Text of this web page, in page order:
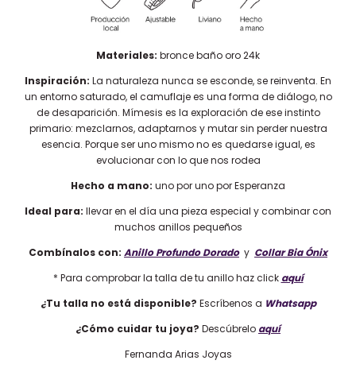
Materiales: bronce baño oro 24k
Inspiración: La naturaleza nunca se esconde, se reinventa. En
un entorno saturado, el camuflaje es una forma de diálogo, no
de desaparición. Mímesis es la exploración de ese instinto
primario: mezclarnos, adaptarnos y mutar sin perder nuestra
esencia. Porque ser uno mismo no es quedarse igual, es
evolucionar con lo que nos rodea
Hecho a mano: uno por uno por Esperanza
Ideal para: llevar en el día una pieza especial y combinar con
muchos anillos pequeños
Combínalos con: Anillo Profundo Doradoy Collar Bia Ónix
* Para comprobar la talla de tu anillo haz click aquí
¿Tu talla no está disponible? Escríbenos a Whatsapp
¿Cómo cuidar tu joya? Descúbrelo aquí
Fernanda Arias Joyas